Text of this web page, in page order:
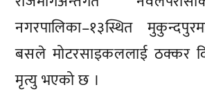
नगरपालिका–१३स्थित
बसले मोटरसाइकललाई ठक्कर
मृत्यु भएको छ ।